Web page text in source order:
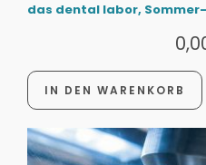
das dental labor,
IN DEN WARENKORB